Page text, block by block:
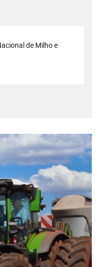
de Milho e